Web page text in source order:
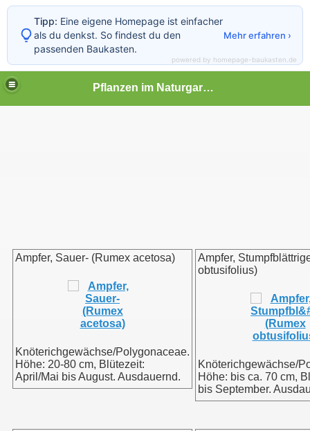
Pflanzen im Naturgarten
Ampfer, Sauer- (Rumex acetosa)
Knöterichgewächse/Polygonaceae.
Höhe: 20-80 cm, Blütezeit:
April/Mai bis August. Ausdauernd.
Ampfer,
obtusifolius)
Knöterichgewächse/
Höhe: bis ca. 70 cm,
bis September.
Tipp: Eine eigene Homepage ist einfacher
als du denkst. So findest du den
passenden Baukasten.
Mehr erfahren ›
powered by homepage-baukasten.de